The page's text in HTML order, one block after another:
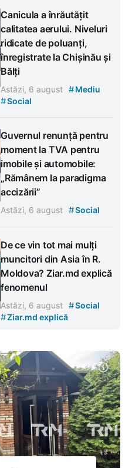
Canicula a înrăutățit
calitatea aerului. Niveluri
ridicate de poluanți,
înregistrate la Chișinău și
Bălți
Astăzi, 6 august #Mediu
#Social
Guvernul renunță pentru
moment la TVA pentru
imobile și automobile:
„Rămânem la paradigma
accizării”
Astăzi, 6 august #Social
De ce vin tot mai mulți
muncitori din Asia în R.
Moldova? Ziar.md explică
fenomenul
Astăzi, 6 august #Social
#Ziar.md explică